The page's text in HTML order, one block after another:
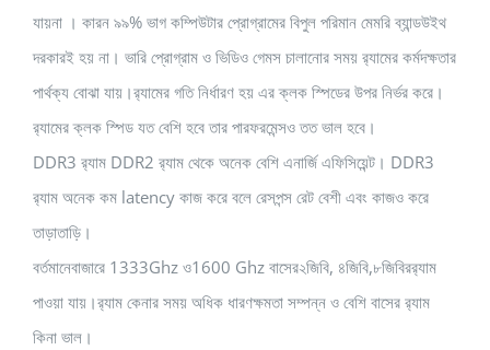
যায়না । কারন ৯৯% ভাগ কম্পিউটার প্রোগ্রামের বিপুল পরিমান মেমরি ব্যান্ডউইথ
দরকারই হয় না। ভারি প্রোগ্রাম ও ভিডিও গেমস চালানোর সময় র‍্যামের কর্মদক্ষতার
পার্থক্য বোঝা যায়।র‍্যামের গতি নির্ধারণ হয় এর ক্লক স্পিডের উপর নির্ভর করে।
র‍্যামের ক্লক স্পিড যত বেশি হবে তার পারফরমেন্সও তত ভাল হবে।
DDR3 র‍্যাম DDR2 র‍্যাম থেকে অনেক বেশি এনার্জি এফিসিয়েন্ট। DDR3
র‍্যাম অনেক কম latency কাজ করে বলে রেসপন্স রেট বেশী এবং কাজও করে
তাড়াতাড়ি।
বর্তমানেবাজারে 1333Ghz ও1600 Ghz বাসের২জিবি, ৪জিবি,৮জিবিরর‍্যাম
পাওয়া যায়।র‍্যাম কেনার সময় অধিক ধারণক্ষমতা সম্পন্ন ও বেশি বাসের র‍্যাম
কিনা ভাল।